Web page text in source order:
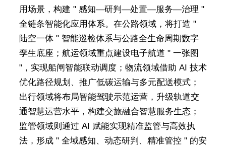
用场景，构建 " 感知—研判—处置—服务—治理 "
全链条智能化应用体系。在公路领域，将打造 "
陆空一体 " 智能巡检体系与公路全生命周期数字
孪生底座；航运领域重点建设电子航道 " 一张图
"，实现船闸智能联动调度；物流领域借助 AI 技术
优化路径规划、推广低碳运输与多元配送模式；
出行领域将布局智能驾驶示范运营，升级轨道交
通智慧运营水平，构建交旅融合智慧服务生态；
监管领域则通过 AI 赋能实现精准监管与高效执
法，形成 " 全域感知、动态研判、精准管控 " 的安